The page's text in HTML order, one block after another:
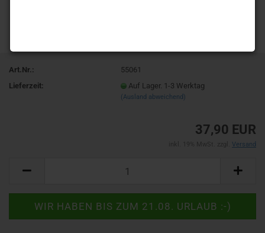
Art.Nr.:
55061
Lieferzeit:
Auf Lager. 1-3 Werktag
(Ausland abweichend)
37,90 EUR
Versand